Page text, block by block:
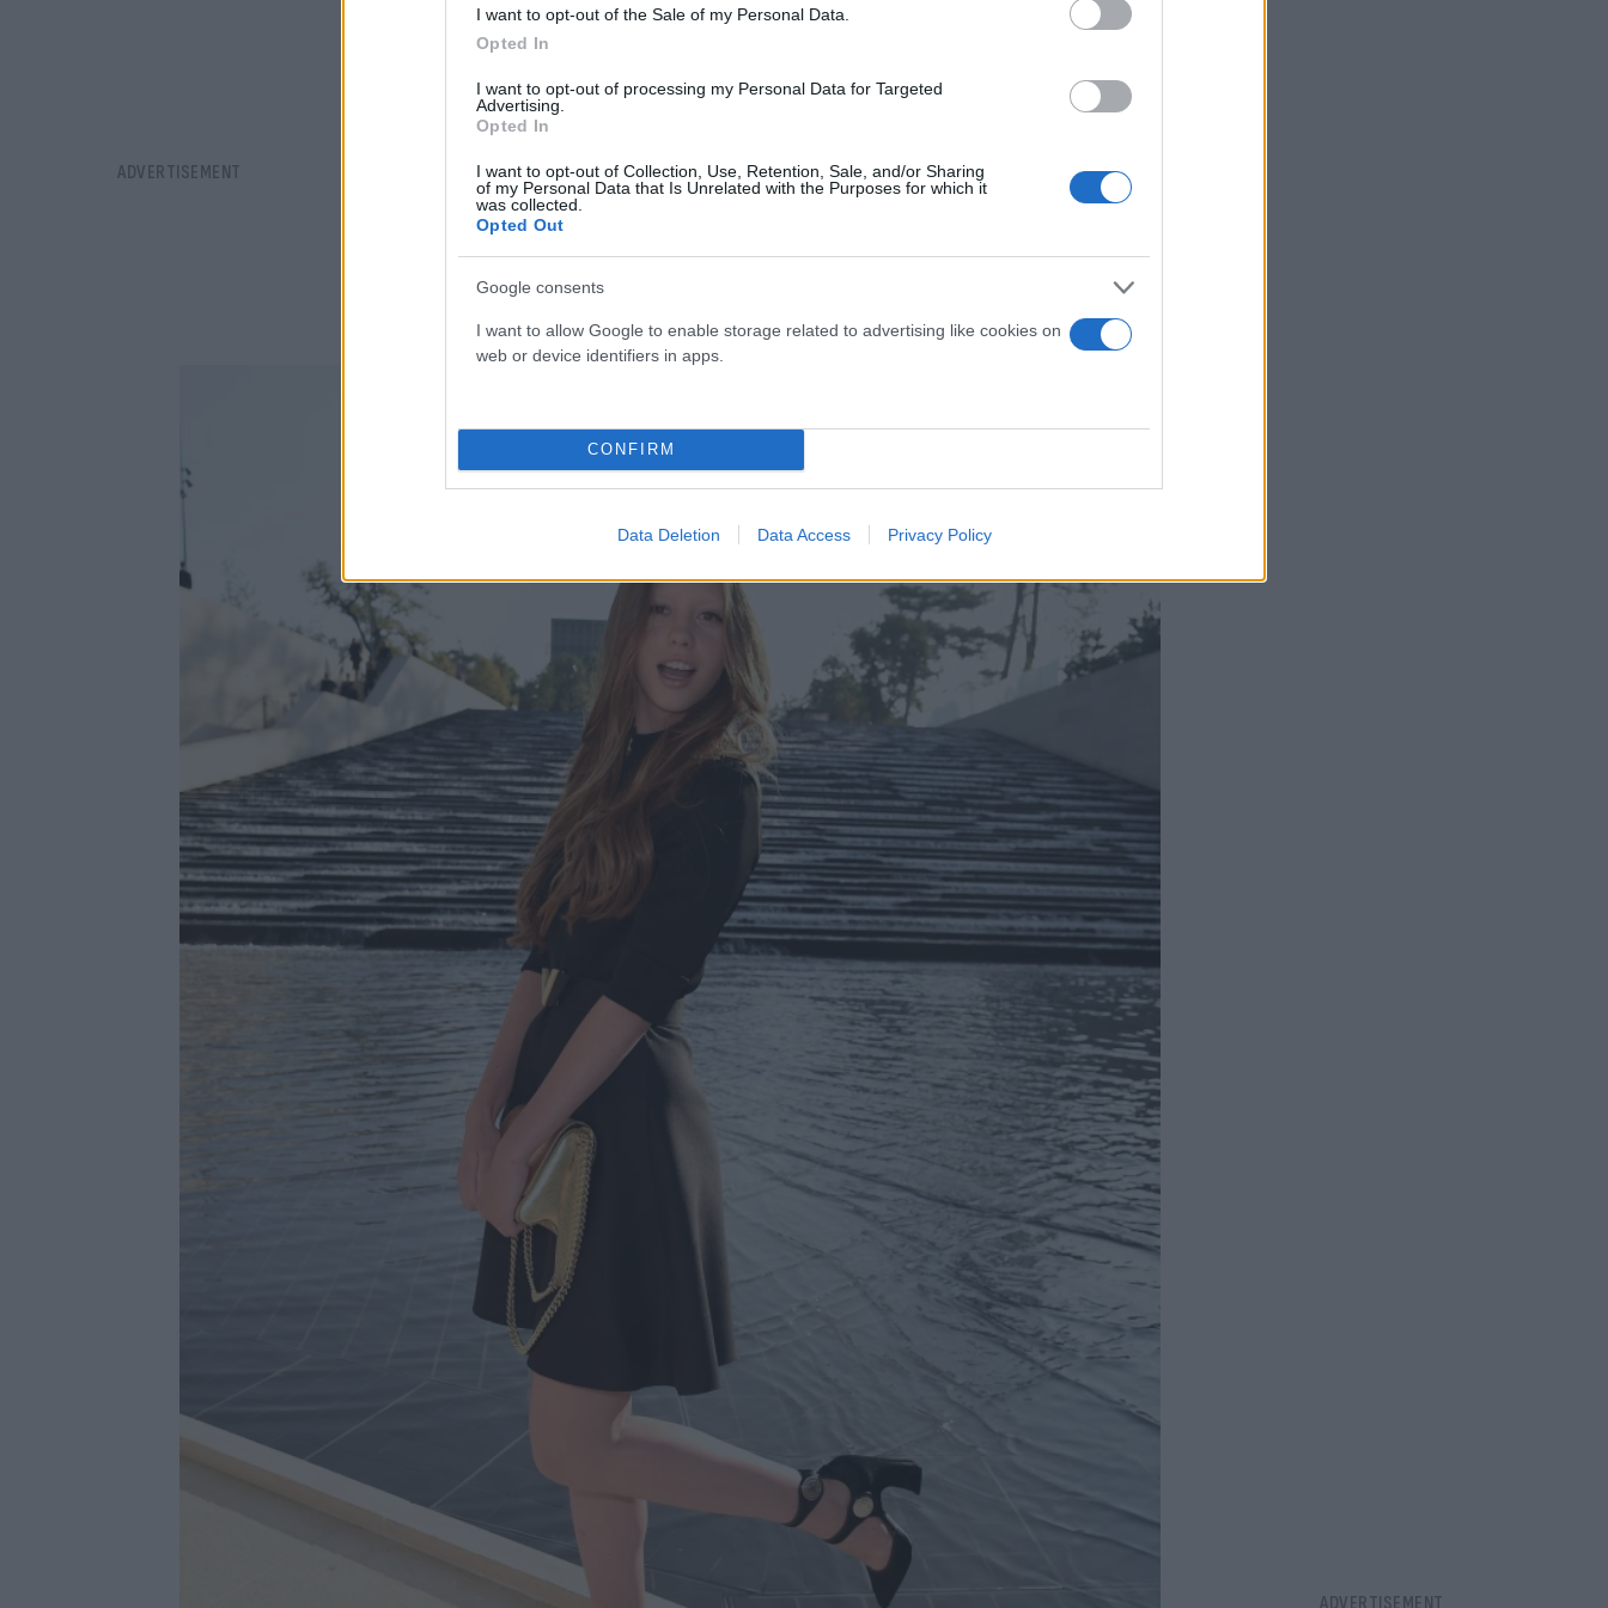
I want to opt-out of the Sale of my Personal Data.
Opted In
I want to opt-out of processing my Personal Data for Targeted
Advertising.
Opted In
I want to opt-out of Collection, Use, Retention, Sale, and/or Sharing
of my Personal Data that Is Unrelated with the Purposes for which it
was collected.
Opted Out
Google consents
I want to allow Google to enable storage related to advertising like cookies on
web or device identifiers in apps.
CONFIRM
Data Deletion Data Access Privacy Policy